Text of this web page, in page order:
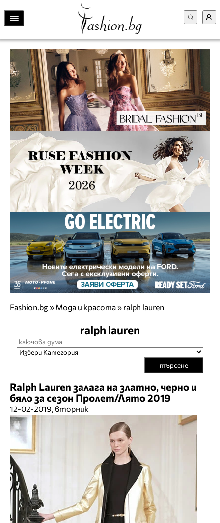
Fashion.bg» Мода и красота» ralph lauren
ralph lauren
търсене
Ralph Lauren залага на златно, черно и
бяло за сезон Пролет/Лято 2019
12-02-2019, вторник